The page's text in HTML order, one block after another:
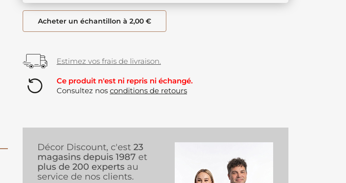
Acheter un échantillon à 2,00 €
Estimez vos frais de livraison.
Ce produit n'est ni repris ni échangé.
Consultez nos conditions de retours
Décor Discount, c'est 23
magasins depuis 1987 et
plus de 200 experts au
service de nos clients.